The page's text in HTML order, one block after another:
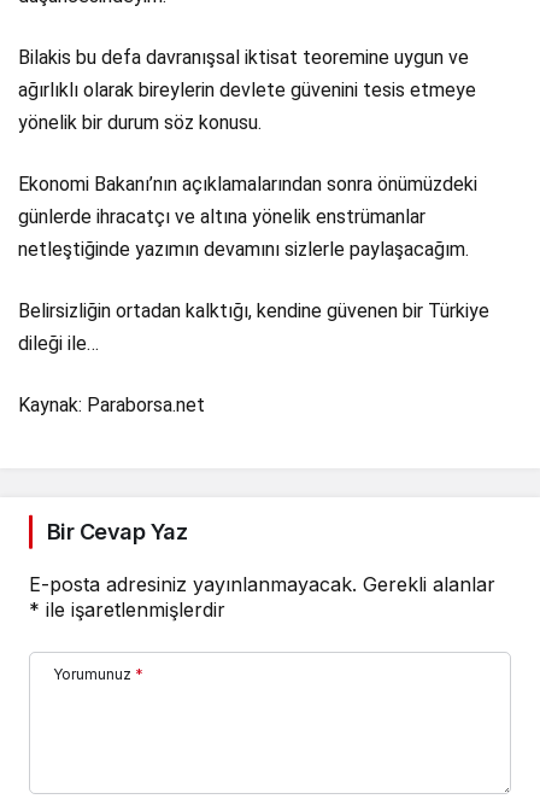
Bilakis bu defa davranışsal iktisat teoremine uygun ve
ağırlıklı olarak bireylerin devlete güvenini tesis etmeye
yönelik bir durum söz konusu.
Ekonomi Bakanı’nın açıklamalarından sonra önümüzdeki
günlerde ihracatçı ve altına yönelik enstrümanlar
netleştiğinde yazımın devamını sizlerle paylaşacağım.
Belirsizliğin ortadan kalktığı, kendine güvenen bir Türkiye
dileği ile…
Kaynak: Paraborsa.net
Bir Cevap Yaz
E-posta adresiniz yayınlanmayacak. Gerekli alanlar
* ile işaretlenmişlerdir
Yorumunuz *